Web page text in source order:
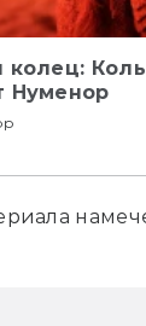
колец:
Нуменор